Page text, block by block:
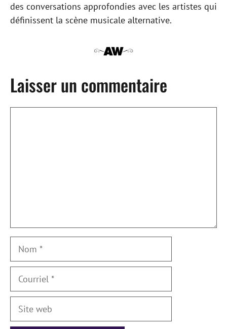
des conversations approfondies avec les artistes qui
définissent la scène musicale alternative.
Laisser un commentaire
Nom
Courriel
Site